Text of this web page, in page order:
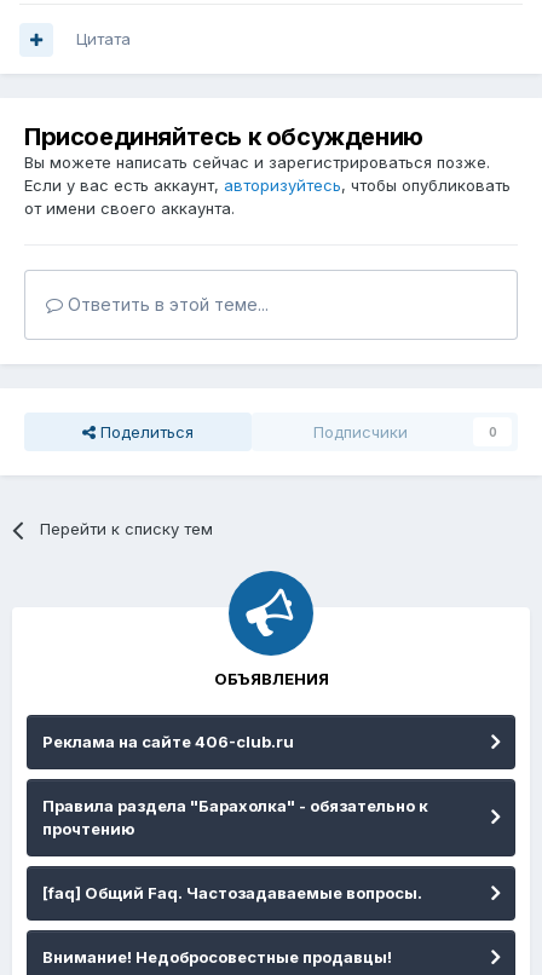
Цитата
Присоединяйтесь к обсуждению
Вы можете написать сейчас и зарегистрироваться позже.
Если у вас есть аккаунт, авторизуйтесь, чтобы опубликовать
от имени своего аккаунта.
Ответить в этой теме...
Поделиться Подписчики 0
Перейти к списку тем
ОБЪЯВЛЕНИЯ
Реклама на сайте 406-club.ru
Правила раздела "Барахолка" - обязательно к
прочтению
[faq] Общий Faq. Частозадаваемые вопросы.
Внимание! Недобросовестные продавцы!